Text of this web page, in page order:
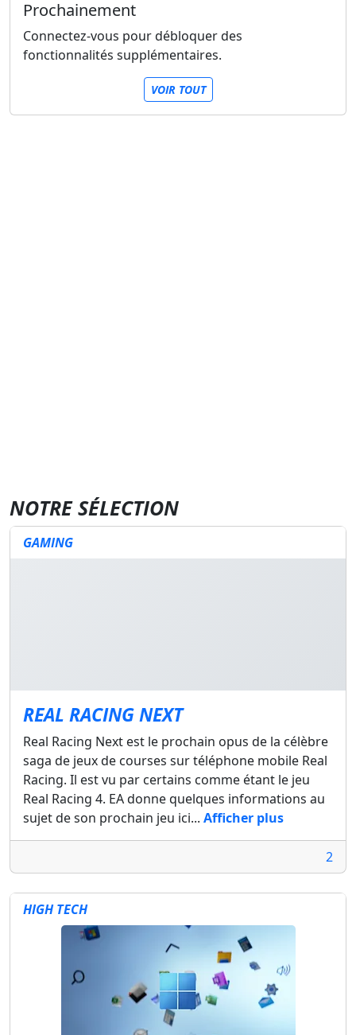
Prochainement
Connectez-vous pour débloquer des
fonctionnalités supplémentaires.
VOIR TOUT
NOTRE SÉLECTION
GAMING
REAL RACING NEXT
Real Racing Next est le prochain opus de la célèbre
saga de jeux de courses sur téléphone mobile Real
Racing. Il est vu par certains comme étant le jeu
Real Racing 4. EA donne quelques informations au
sujet de son prochain jeu ici... Afficher plus
2
HIGH TECH